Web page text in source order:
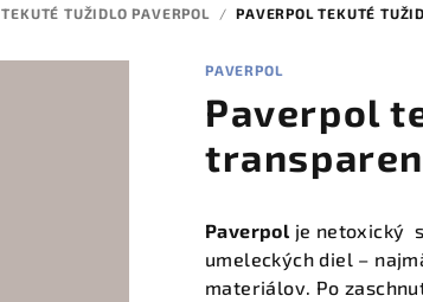
TEKUTÉ TUŽIDLO PAVERPOL / PAVERPOL TEKUTÉ
PAVERPOL
Paverpol
Paverpol je netoxický
umeleckých diel –
materiálov. Po